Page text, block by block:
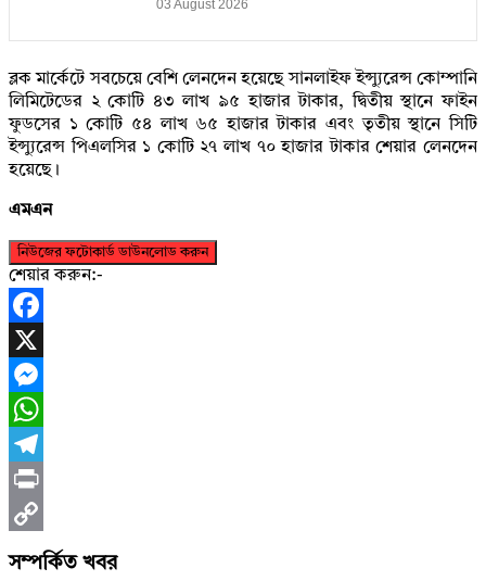
03 August 2026
ব্লক মার্কেটে সবচেয়ে বেশি লেনদেন হয়েছে সানলাইফ ইন্স্যুরেন্স কোম্পানি
লিমিটেডের ২ কোটি ৪৩ লাখ ৯৫ হাজার টাকার, দ্বিতীয় স্থানে ফাইন
ফুডসের ১ কোটি ৫৪ লাখ ৬৫ হাজার টাকার এবং তৃতীয় স্থানে সিটি
ইন্স্যুরেন্স পিএলসির ১ কোটি ২৭ লাখ ৭০ হাজার টাকার শেয়ার লেনদেন
হয়েছে।
এমএন
নিউজের ফটোকার্ড ডাউনলোড করুন
শেয়ার করুন:-
Facebook
X
Messenger
WhatsApp
Telegram
Print
Copy
সম্পর্কিত খবর